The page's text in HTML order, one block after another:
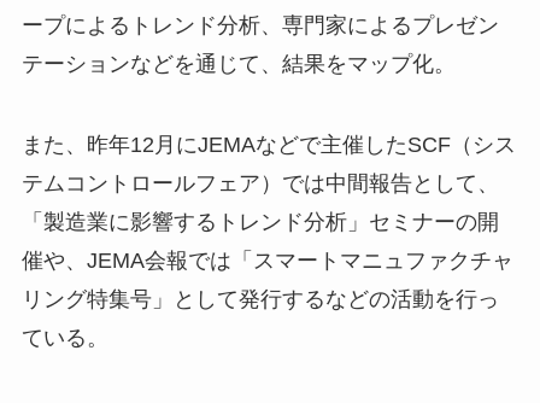
ープによるトレンド分析、専門家によるプレゼン
テーションなどを通じて、結果をマップ化。
また、昨年12月にJEMAなどで主催したSCF（シス
テムコントロールフェア）では中間報告として、
「製造業に影響するトレンド分析」セミナーの開
催や、JEMA会報では「スマートマニュファクチャ
リング特集号」として発行するなどの活動を行っ
ている。